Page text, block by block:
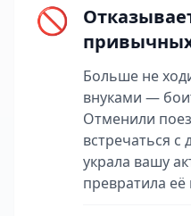
🚫
Больше не
внуками —
Отменили
встречаться с
украла вашу
превратила